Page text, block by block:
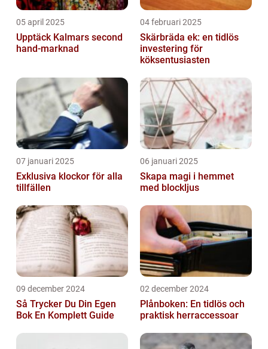
05 april 2025
Upptäck Kalmars second
hand-marknad
04 februari 2025
Skärbräda ek: en tidlös
investering för
köksentusiasten
07 januari 2025
Exklusiva klockor för alla
tillfällen
06 januari 2025
Skapa magi i hemmet
med blockljus
09 december 2024
Så Trycker Du Din Egen
Bok En Komplett Guide
02 december 2024
Plånboken: En tidlös och
praktisk herraccessoar